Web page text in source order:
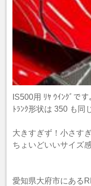
IS500用 ﾘﾔ ｳｲﾝｸﾞです
ﾄﾗﾝｸ形状は 350 も同
大きすぎず！小さすぎ
ちょいどいいサイズ
愛知県大府市にある